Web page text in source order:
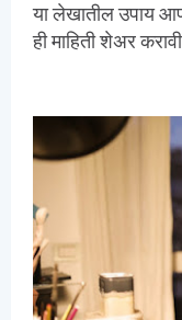
या लेखातील उपाय
ही माहिती शेअर